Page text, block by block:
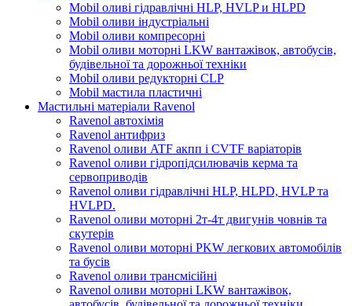
Mobil оливі гідравлічні HLP, HVLP и HLPD
Mobil оливи індустріальні
Mobil оливи компресорні
Mobil оливи моторні LKW вантажівок, автобусів,
будівельної та дорожньої техніки
Mobil оливи редукторні CLP
Mobil мастила пластичні
Мастильні матеріали Ravenol
Ravenol автохімія
Ravenol антифриз
Ravenol оливи ATF акпп і CVTF варіаторів
Ravenol оливи гідропідсилювачів керма та
сервоприводів
Ravenol оливи гідравлічні HLP, HLPD, HVLP та
HVLPD.
Ravenol оливи моторні 2т-4т двигунів човнів та
скутерів
Ravenol оливи моторні PKW легкових автомобілів
та бусів
Ravenol оливи трансмісійні
Ravenol оливи моторні LKW вантажівок,